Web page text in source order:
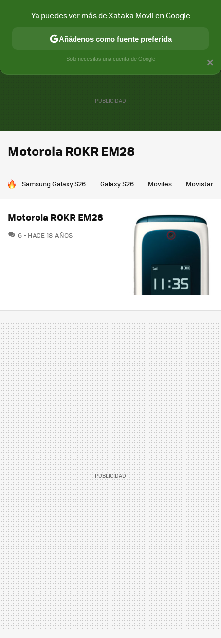
MÓVIL Y SOCIEDAD APLICACIONES
Motorola ROKR EM28
HOY SE HABLA DE
Samsung Galaxy S26 Galaxy S26 Móviles Movistar
Motorola ROKR EM28
6 COMENTARIOS
HACE 18 AÑOS
×
Ya puedes ver más de Xataka Movil en Google
Añádenos como fuente preferida
Solo necesitas una cuenta de Google